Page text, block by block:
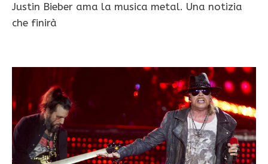
Justin Bieber ama la musica metal. Una notizia
che finirà